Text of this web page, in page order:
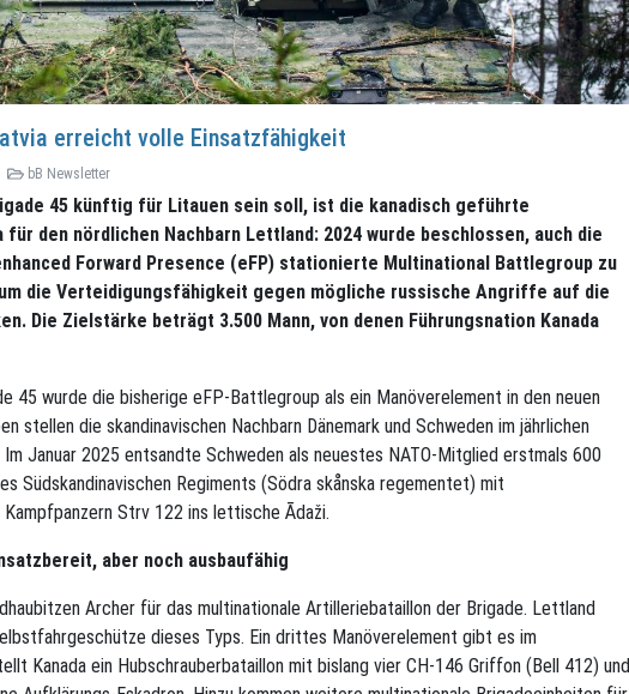
erreicht volle Einsatzfähigkeit
bB Newsletter
45 künftig für Litauen sein soll, ist die kanadisch geführte
den nördlichen Nachbarn Lettland: 2024 wurde beschlossen, auch die
Forward Presence (eFP) stationierte Multinational Battlegroup zu
die Verteidigungsfähigkeit gegen mögliche russische Angriffe auf die
Die Zielstärke beträgt 3.500 Mann, von denen Führungsnation Kanada
45 wurde die bisherige eFP-Battlegroup als ein Manöverelement in den neuen
stellen die skandinavischen Nachbarn Dänemark und Schweden im jährlichen
Januar 2025 entsandte Schweden als neuestes NATO-Mitglied erstmals 600
Südskandinavischen Regiments (Södra skånska regementet) mit
Strv 122 ins lettische Ādaži.
aber noch ausbaufähig
Archer für das multinationale Artilleriebataillon der Brigade. Lettland
dieses Typs. Ein drittes Manöverelement gibt es im
Kanada ein Hubschrauberbataillon mit bislang vier CH-146 Griffon (Bell 412) und